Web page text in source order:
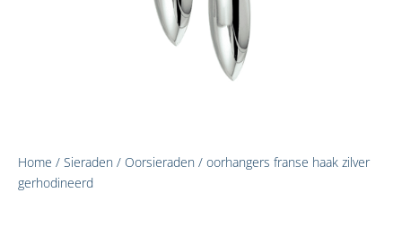
Home / Sieraden / Oorsieraden / oorhangers franse haak zilver
gerhodineerd